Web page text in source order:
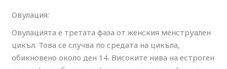
Овулация:
Овулацията е третата фаза от женския менструален
цикъл. Това се случва по средата на цикъла,
обикновено около ден 14. Високите нива на естроген